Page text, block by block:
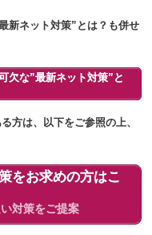
新ネット対策”とは？も併せ
欠な”最新ネット対策”と
方は、以下をご参照の上、
をお求めの方はこ
対策をご提案